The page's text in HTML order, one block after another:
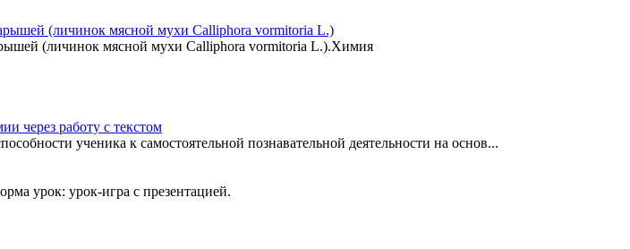
(личинок мясной мухи Calliphora vormitoria L.)
(личинок мясной мухи Calliphora vormitoria L.).Химия
через работу с текстом
ученика к самостоятельной познавательной деятельности на основ...
урок: урок-игра с презентацией.